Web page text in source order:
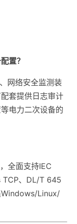
置？
网络安全监测装
套提供日志审计
电力二次设备的
全面支持IEC
、DL/T 645
Windows/Linux/